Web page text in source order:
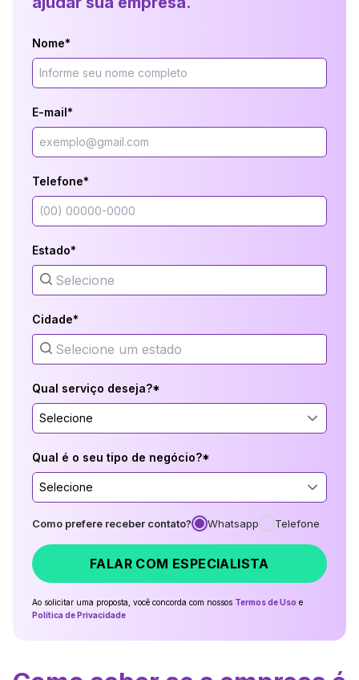
Nome*
E-mail*
Telefone*
Estado*
Cidade*
Qual serviço deseja?*
Selecione
Qual é o seu tipo de negócio?*
Selecione
Como prefere receber contato? Whatsapp Telefone
FALAR COM ESPECIALISTA
Ao solicitar uma proposta, você concorda com nossos Termos de Uso e
Política de Privacidade